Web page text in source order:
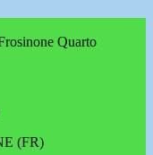
Quarto
(FR)